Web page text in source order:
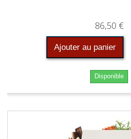
86,50 €
Ajouter au panier
Disponible